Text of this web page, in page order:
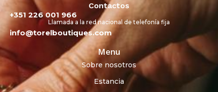
Contactos
+351 226 001 966
Llamada a la red nacional de telefonía fija
info@torelboutiques.com
Menu
Sobre nosotros
Estancia